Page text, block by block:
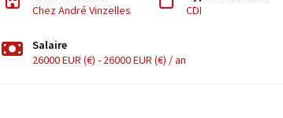
Chez André Vinzelles
CDI
Salaire
26000 EUR (€) - 26000 EUR (€) / an